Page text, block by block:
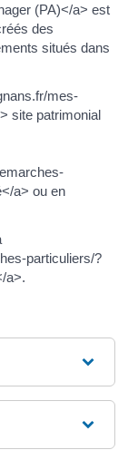
(PA)</a> est
des
situés dans
mes-
site patrimonial
a> ou en
particuliers/?
a>.